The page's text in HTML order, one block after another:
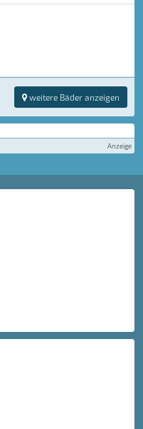
weitere Bäder anzeigen
Anzeige